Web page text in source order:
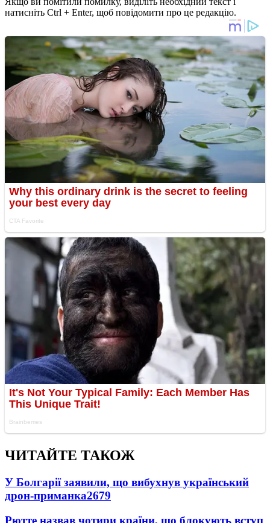
натисніть Ctrl + Enter, щоб повідомити про це редакцію.
ЧИТАЙТЕ ТАКОЖ
У Болгарії заявили, що вибухнув український
дрон-приманка2679
Рютте назвав чотири країни, що блокують вступ